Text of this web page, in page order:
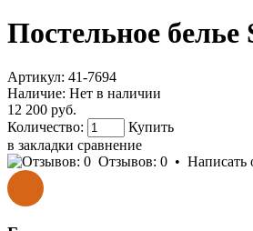
Постельное
Артикул: 41-7694
Наличие: Нет в наличии
12 200 руб.
Количество:
Купить
в закладки сравнение
Отзывов: 0 • Написать